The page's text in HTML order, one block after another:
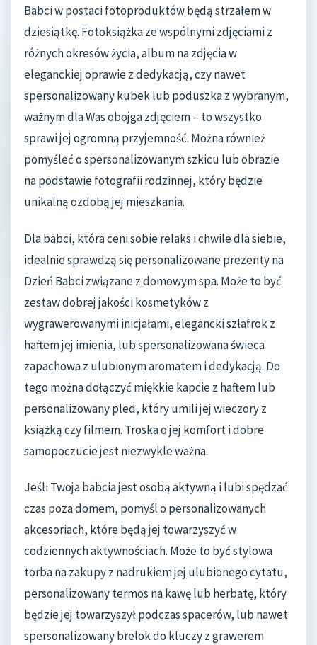
Babci w postaci fotoproduktów będą strzałem w
dziesiątkę. Fotoksiążka ze wspólnymi zdjęciami z
różnych okresów życia, album na zdjęcia w
eleganckiej oprawie z dedykacją, czy nawet
spersonalizowany kubek lub poduszka z wybranym,
ważnym dla Was obojga zdjęciem – to wszystko
sprawi jej ogromną przyjemność. Można również
pomyśleć o spersonalizowanym szkicu lub obrazie
na podstawie fotografii rodzinnej, który będzie
unikalną ozdobą jej mieszkania.
Dla babci, która ceni sobie relaks i chwile dla siebie,
idealnie sprawdzą się personalizowane prezenty na
Dzień Babci związane z domowym spa. Może to być
zestaw dobrej jakości kosmetyków z
wygrawerowanymi inicjałami, elegancki szlafrok z
haftem jej imienia, lub spersonalizowana świeca
zapachowa z ulubionym aromatem i dedykacją. Do
tego można dołączyć miękkie kapcie z haftem lub
personalizowany pled, który umili jej wieczory z
książką czy filmem. Troska o jej komfort i dobre
samopoczucie jest niezwykle ważna.
Jeśli Twoja babcia jest osobą aktywną i lubi spędzać
czas poza domem, pomyśl o personalizowanych
akcesoriach, które będą jej towarzyszyć w
codziennych aktywnościach. Może to być stylowa
torba na zakupy z nadrukiem jej ulubionego cytatu,
personalizowany termos na kawę lub herbatę, który
będzie jej towarzyszył podczas spacerów, lub nawet
spersonalizowany brelok do kluczy z grawerem